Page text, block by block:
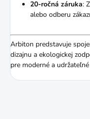
20-ročná záruka:
alebo odberu
Arbiton predstavuje
dizajnu a ekologickej
pre moderné a